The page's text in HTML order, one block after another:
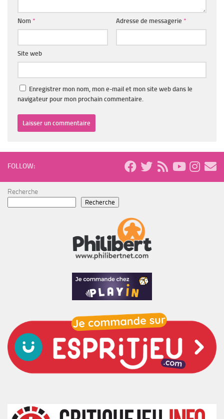
Nom * Adresse de messagerie *
Site web
Enregistrer mon nom, mon e-mail et mon site web dans le
navigateur pour mon prochain commentaire.
FOLLOW:
Recherche
Recherche